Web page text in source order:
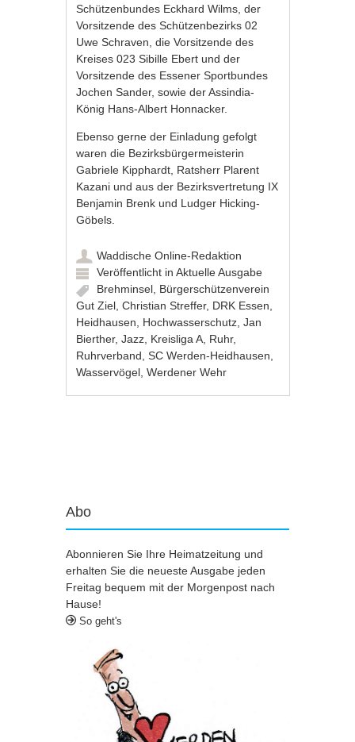
Schützenbundes Eckhard Wilms, der
Vorsitzende des Schützenbezirks 02
Uwe Schraven, die Vorsitzende des
Kreises 023 Sibille Ebert und der
Vorsitzende des Essener Sportbundes
Jochen Sander, sowie der Assindia-
König Hans-Albert Honnacker.
Ebenso gerne der Einladung gefolgt
waren die Bezirksbürgermeisterin
Gabriele Kipphardt, Ratsherr Plarent
Kazani und aus der Bezirksvertretung IX
Benjamin Brenk und Ludger Hicking-
Göbels.
Waddische Online-Redaktion
Veröffentlicht inAktuelle Ausgabe
Brehminsel, Bürgerschützenverein
Gut Ziel,Christian Streffer, DRK Essen,
Heidhausen, Hochwasserschutz,Jan
Bierther,Jazz, Kreisliga A, Ruhr,
Ruhrverband,SC Werden-Heidhausen,
Wasservögel,Werdener Wehr
Abo
Abonnieren Sie Ihre Heimatzeitung und
erhalten Sie die neueste Ausgabe jeden
Freitag bequem mit der Morgenpost nach
Hause!
So geht's